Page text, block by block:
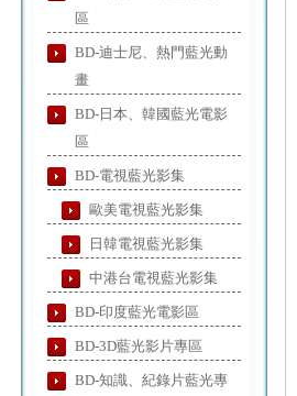
區
BD-迪士尼、熱門藍光動
畫
BD-日本、韓國藍光電影
區
BD-電視藍光影集
歐美電視藍光影集
日韓電視藍光影集
中港台電視藍光影集
BD-印度藍光電影區
BD-3D藍光影片專區
BD-知識、紀錄片藍光專